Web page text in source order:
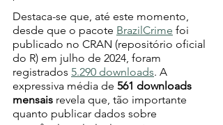
Destaca-se que, até este momento,
desde que o pacote BrazilCrime foi
publicado no CRAN (repositório oficial
do R) em julho de 2024, foram
registrados 5.290 downloads. A
expressiva média de 561 downloads
mensais revela que, tão importante
quanto publicar dados sobre